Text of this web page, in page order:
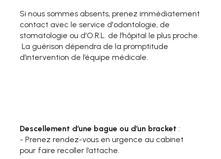
Si nous sommes absents, prenez immédiatement
contact avec le service d'odontologie, de
stomatologie ou d'O.R.L. de l’hôpital le plus proche.
La guérison dépendra de la promptitude
d’intervention de l’équipe médicale.
Descellement d’une bague ou d’un bracket :
- Prenez rendez-vous en urgence au cabinet
pour faire recoller l’attache.